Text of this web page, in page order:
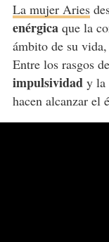
La mujer Aries
enérgicaque la
ámbito de su
Entre los rasgos
impulsividady la
hacen alcanzar el